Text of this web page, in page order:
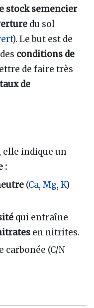
stock semencier
du sol
). Le but est de
conditions de
de faire très
de
indique un
:
(Ca,Mg,K)
qui entraîne
en nitrites.
carbonée (C/N